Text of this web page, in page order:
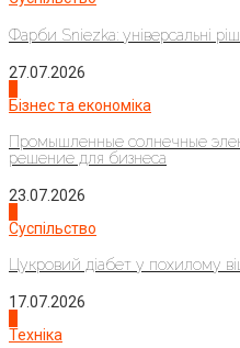
Фарби Sniezka: універсальні
27.07.2026
Бізнес та економіка
Промышленные солнечные
решение для бизнеса
23.07.2026
Суспільство
Цукровий діабет у похилому
17.07.2026
Техніка